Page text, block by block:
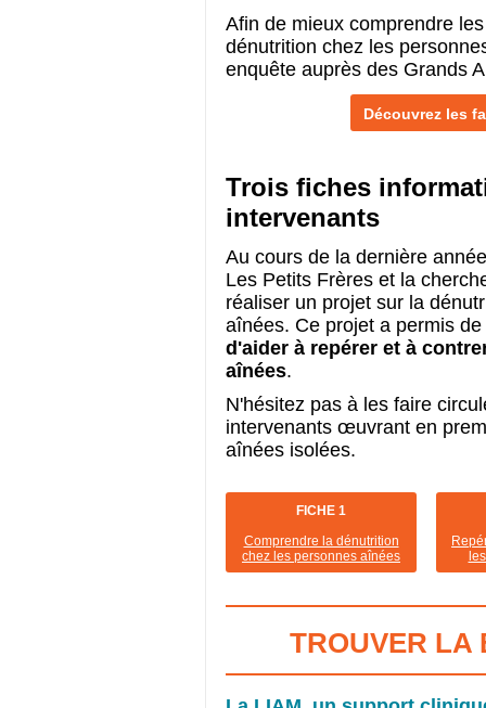
Afin de mieux comprendre
dénutrition chez les
enquête auprès des Grands
Découvrez les
Trois fiches
intervenants
Au cours de la dernière
Les Petits Frères et la
réaliser un projet sur la
aînées. Ce projet a permis
d'aider à repérer et à
aînées.
N'hésitez pas à les faire
intervenants œuvrant en
aînées isolées.
FICHE 1
Comprendre la dénutrition
chez les personnes aînées
TROUVER LA